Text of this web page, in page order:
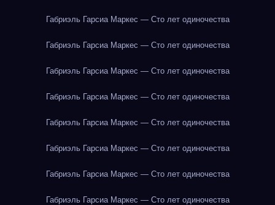
Габриэль Гарсиа Маркес — Сто лет одиночества
Габриэль Гарсиа Маркес — Сто лет одиночества
Габриэль Гарсиа Маркес — Сто лет одиночества
Габриэль Гарсиа Маркес — Сто лет одиночества
Габриэль Гарсиа Маркес — Сто лет одиночества
Габриэль Гарсиа Маркес — Сто лет одиночества
Габриэль Гарсиа Маркес — Сто лет одиночества
Габриэль Гарсиа Маркес — Сто лет одиночества